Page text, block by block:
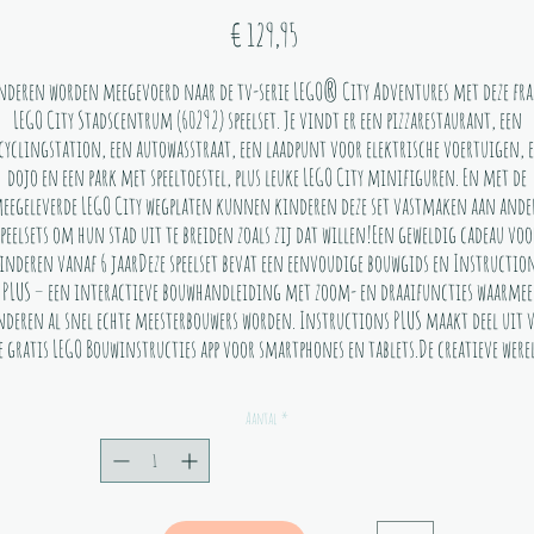
€ 129,95
worden meegevoerd naar de tv-serie LEGO® City Adventures met deze
LEGO City Stadscentrum (60292) speelset. Je vindt er een pizzarestaurant, een
een autowasstraat, een laadpunt voor elektrische voertuigen,
dojo en een park met speeltoestel, plus leuke LEGO City minifiguren. En met de
LEGO City wegplaten kunnen kinderen deze set vastmaken aan
om hun stad uit te breiden zoals zij dat willen!Een geweldig cadeau
vanaf 6 jaarDeze speelset bevat een eenvoudige bouwgids en
PLUS – een interactieve bouwhandleiding met zoom- en draaifuncties waarmee
al snel echte meesterbouwers worden. Instructions PLUS maakt deel uit
gratis LEGO Bouwinstructies app voor smartphones en tablets.De creatieve
met gedetailleerde gebouwen, realistische voertuigen en leuke personages voor
eindeloos fantasierijk spel.
De hoogwaardige LEGO® Stadscentrum (60292) speelset bevat gedetailleerde
gebouwen, coole voertuigen en leuke personages uit de tv-serie LEGO City
Adventures. Een echte verrassing voor kinderen vanaf 6 jaar!
Aantal *